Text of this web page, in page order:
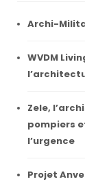
Archi-
WVDM
Zele,
pompiers
l’urgence
Projet